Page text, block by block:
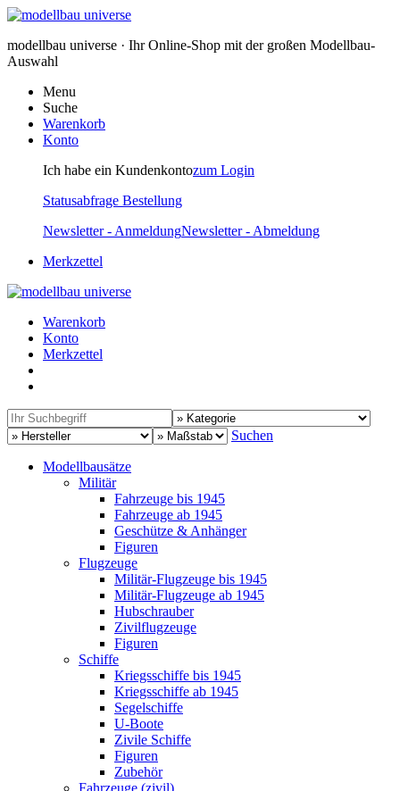
modellbau universe · Ihr Online-Shop mit der großen Modellbau-
Auswahl
Menu
Suche
Warenkorb
Konto
Ich habe ein Kundenkontozum Login
Statusabfrage Bestellung
Newsletter - AnmeldungNewsletter - Abmeldung
Merkzettel
Warenkorb
Konto
Merkzettel
Suchen
Modellbausätze
Militär
Fahrzeuge bis 1945
Fahrzeuge ab 1945
Geschütze & Anhänger
Figuren
Flugzeuge
Militär-Flugzeuge bis 1945
Militär-Flugzeuge ab 1945
Hubschrauber
Zivilflugzeuge
Figuren
Schiffe
Kriegsschiffe bis 1945
Kriegsschiffe ab 1945
Segelschiffe
U-Boote
Zivile Schiffe
Figuren
Zubehör
Fahrzeuge (zivil)